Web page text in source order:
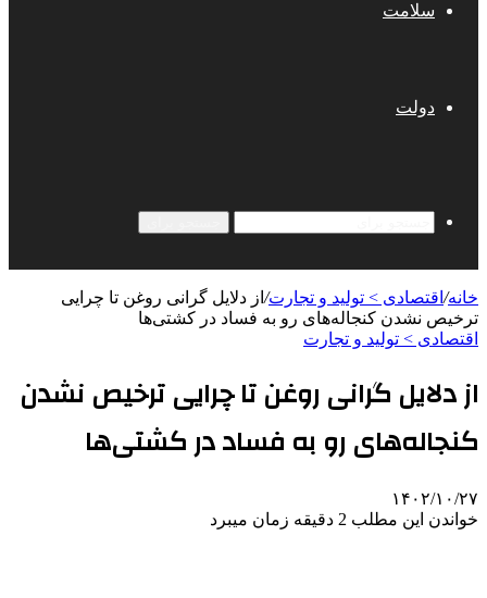
سلامت
دولت
خانه/ اقتصادی > تولید و تجارت/ از دلایل گرانی روغن تا چرایی
ترخیص نشدن کنجاله‌های رو به فساد در کشتی‌ها
اقتصادی > تولید و تجارت
از دلایل گرانی روغن تا چرایی ترخیص نشدن
کنجاله‌های رو به فساد در کشتی‌ها
۱۴۰۲/۱۰/۲۷
خواندن این مطلب 2 دقیقه زمان میبرد